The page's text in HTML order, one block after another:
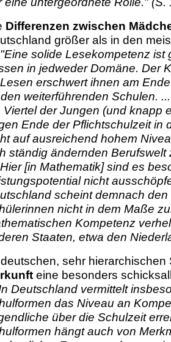
Differenzen zwischen
größer als in den
"Eine solide Lesekompetenz ist
in jedweder Domäne. Der
erschwert ihnen am
weiterführenden Schulen.
Viertel der Jungen (und knapp
Ende der Pflichtschulzeit in
auf ausreichend hohem
ständig ändernden Berufswelt
[in Mathematik] sind es
nicht
scheint demnach
nicht in dem Maße
Kompetenz
Staaten, etwa den
sehr
eine besonders
Deutschland vermittelt
das Niveau an
über die Schulzeit
hängt auch von